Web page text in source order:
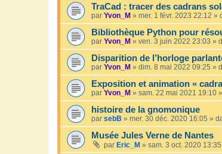
TraCad : tracer des cadrans
par Yvon_M » mer. 1 févr. 2023 22:12 »
Bibliothèque Python pour
par Yvon_M » ven. 3 juin 2022 23:03 »
Disparition de l’horloge
par Yvon_M » dim. 8 mai 2022 09:25 »
Exposition et animation «
par Yvon_M » sam. 22 mai 2021 19:10
histoire de la gnomonique
par sebB » mer. 30 déc. 2020 16:05 »
Musée Jules Verne de Nantes
par Eric_M » sam. 3 oct. 2020 13:35